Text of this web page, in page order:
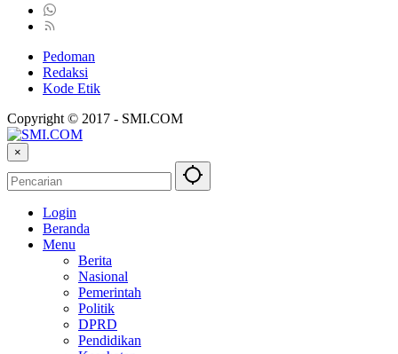
Pedoman
Redaksi
Kode Etik
Copyright © 2017 - SMI.COM
×
Login
Beranda
Menu
Berita
Nasional
Pemerintah
Politik
DPRD
Pendidikan